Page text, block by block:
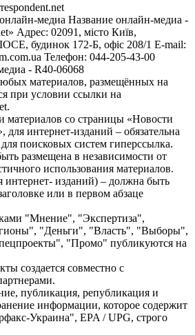
медиа Название онлайн-медиа -
Адрес: 02091, місто Київ,
будинок 172-Б, офіс 208/1 E-mail:
Телефон: 044-205-43-00
- R40-06068
материалов, размещённых на
при условии ссылки на
материалов со страницы «Новости
интернет-изданий – обязательна
поисковых систем гиперссылка.
размещена в независимости от
использования материалов.
интернет- изданий) – должна быть
или в первом абзаце
"Мнение", "Экспертиза",
"Деньги", "Власть", "Выборы",
"Промо" публикуются на
создается совместно с
публикация, републикация и
информации, которое содержит
Украина", EPA / UPG, строго